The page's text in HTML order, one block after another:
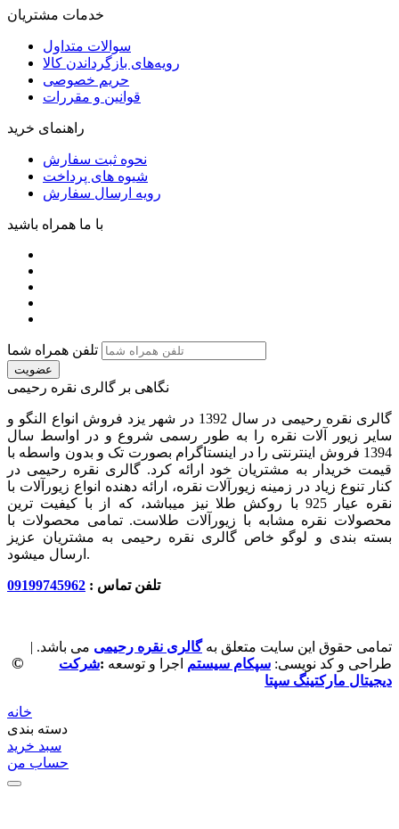
خدمات مشتریان
سوالات متداول
رویه‌های بازگرداندن کالا
حریم خصوصی
قوانین و مقررات
راهنمای خرید
نحوه ثبت سفارش
شیوه های پرداخت
رویه ارسال سفارش
با ما همراه باشید
تلفن همراه شما
عضویت
نگاهی بر گالری نقره رحیمی
گالری نقره رحیمی در سال 1392 در شهر یزد فروش انواع النگو و
سایر زیور آلات نقره را به طور رسمی شروع و در اواسط سال
1394 فروش اینترنتی را در اینستاگرام بصورت تک و بدون واسطه با
قیمت خریدار به مشتریان خود ارائه کرد. گالری نقره رحیمی در
کنار تنوع زیاد در زمینه زیورآلات نقره، ارائه دهنده انواع زیورآلات با
نقره عیار 925 با روکش طلا نیز میباشد، که از با کیفیت‏ ترین
محصولات نقره مشابه با زیورآلات طلاست. تمامی محصولات با
بسته بندی و لوگو خاص گالری نقره رحیمی به مشتریان عزیز
ارسال میشود.
تلفن تماس : 09199745962
©
تمامی حقوق این سایت متعلق بهگالری نقره رحیمی می باشد. |
طراحی و کد نویسی: سپکام سیستم اجرا و توسعه :شرکت
دیجیتال مارکتینگ سپتا
خانه
دسته بندی
سبد خرید
حساب من